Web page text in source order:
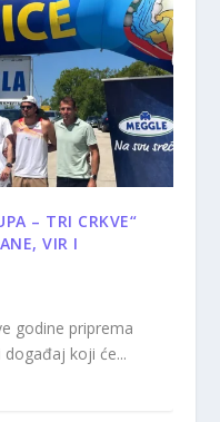
– TRI CRKVE“
VIR I
godine priprema
koji će...